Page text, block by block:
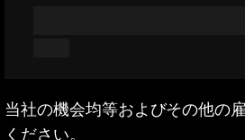
当社の機会均等およびその他の
ください。